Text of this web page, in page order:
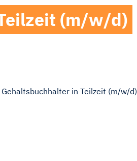
(m/w/d)
Gehaltsbuchhalter in Teilzeit (m/w/d)